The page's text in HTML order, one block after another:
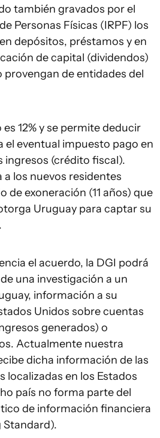
también gravados por el
Personas Físicas (IRPF) los
depósitos, préstamos y en
de capital (dividendos)
de entidades del
12% y se permite deducir
eventual impuesto pago en
ingresos (crédito fiscal).
a los nuevos residentes
de exoneración (11 años) que
Uruguay para captar su
el acuerdo, la DGI podrá
una investigación a un
información a su
Unidos sobre cuentas
generados) o
Actualmente nuestra
dicha información de las
localizadas en los Estados
país no forma parte del
de información financiera
Standard).